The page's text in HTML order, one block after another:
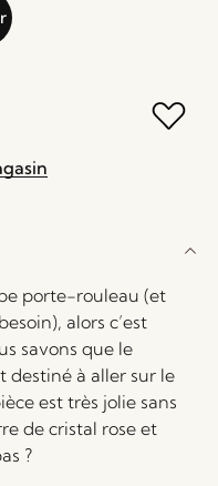
porte-rouleau (et
alors c’est
savons que le
destiné à aller sur le
est très jolie sans
de cristal rose et
?